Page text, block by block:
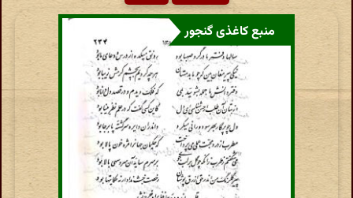
منبع کاغذی گنجور